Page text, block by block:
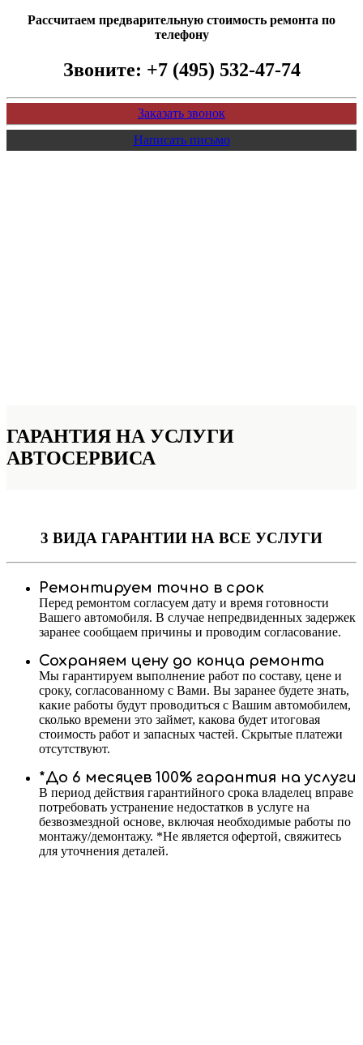
Рассчитаем предварительную стоимость ремонта по
телефону
Звоните: +7 (495) 532-47-74
Заказать звонок
Написать письмо
ГАРАНТИЯ НА УСЛУГИ
АВТОСЕРВИСА
3 ВИДА ГАРАНТИИ НА ВСЕ УСЛУГИ
Ремонтируем точно в срок
Перед ремонтом согласуем дату и время готовности
Вашего автомобиля. В случае непредвиденных задержек
заранее сообщаем причины и проводим согласование.
Сохраняем цену до конца ремонта
Мы гарантируем выполнение работ по составу, цене и
сроку, согласованному с Вами. Вы заранее будете знать,
какие работы будут проводиться с Вашим автомобилем,
сколько времени это займет, какова будет итоговая
стоимость работ и запасных частей. Скрытые платежи
отсутствуют.
*До 6 месяцев 100% гарантия на услуги
В период действия гарантийного срока владелец вправе
потребовать устранение недостатков в услуге на
безвозмездной основе, включая необходимые работы по
монтажу/демонтажу. *Не является офертой, свяжитесь
для уточнения деталей.